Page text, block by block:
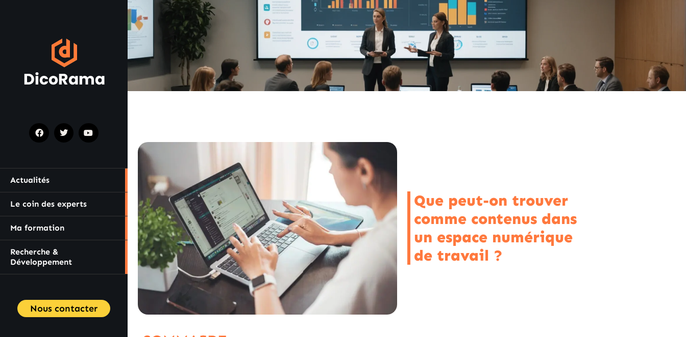
Actualités
Le coin des experts
Ma formation
Recherche &
Développement
Nous contacter
Que peut-on trouver
comme contenus dans
un espace numérique
de travail ?